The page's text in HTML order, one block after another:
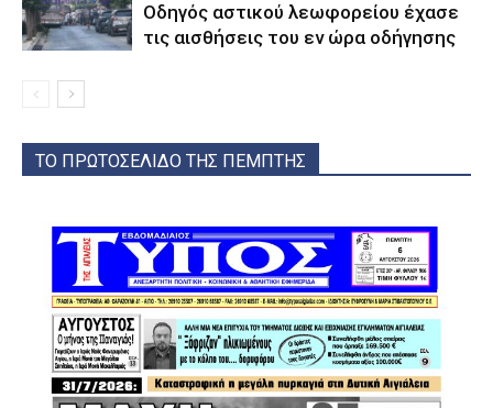
Οδηγός αστικού λεωφορείου έχασε
τις αισθήσεις του εν ώρα οδήγησης
ΤΟ ΠΡΩΤΟΣΕΛΙΔΟ ΤΗΣ ΠΕΜΠΤΗΣ